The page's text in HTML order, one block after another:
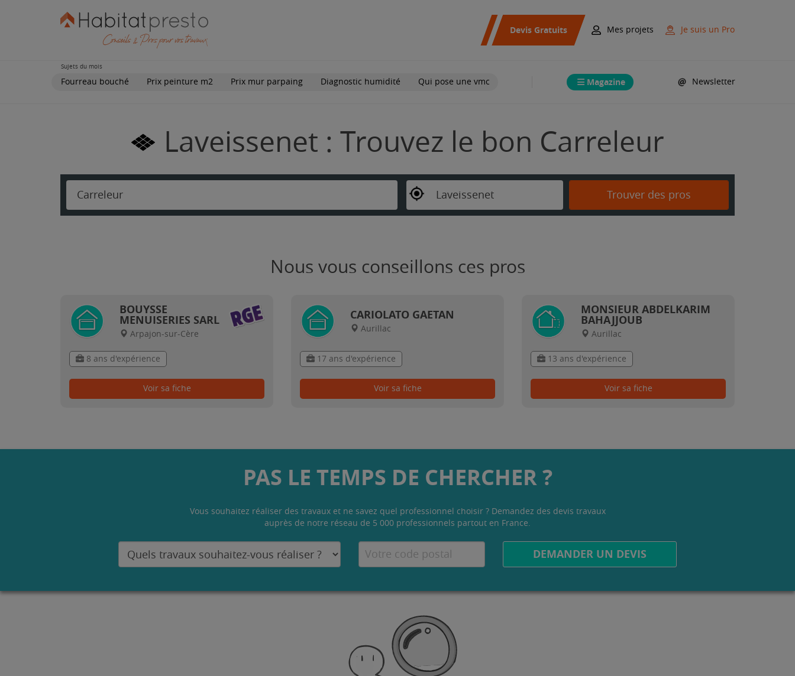
Devis Gratuits Mes projets Je suis un Pro
Sujets du mois
Fourreau bouché Prix peinture m2 Prix mur parpaing Diagnostic humidité Qui pose une vmc Magazine Newsletter
Laveissenet : Trouvez le bon Carreleur
Carreleur Laveissenet Trouver des pros
Nous vous conseillons ces pros
BOUYSSE
MENUISERIES SARL
Arpajon-sur-Cère
8 ans d'expérience
Voir sa fiche
CARIOLATO GAETAN
Aurillac
17 ans d'expérience
Voir sa fiche
MONSIEUR ABDELKARIM
BAHAJJOUB
Aurillac
13 ans d'expérience
Voir sa fiche
PAS LE TEMPS DE CHERCHER ?
Vous souhaitez réaliser des travaux et ne savez quel professionnel choisir ? Demandez des devis travaux
auprès de notre réseau de 5 000 professionnels partout en France.
DEMANDER UN DEVIS